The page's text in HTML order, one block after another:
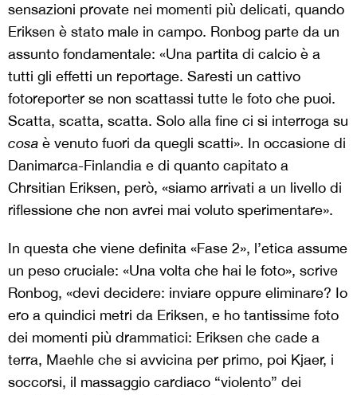
sensazioni provate nei momenti più delicati, quando
Eriksen è stato male in campo. Ronbog parte da un
assunto fondamentale: «Una partita di calcio è a
tutti gli effetti un reportage. Saresti un cattivo
fotoreporter se non scattassi tutte le foto che puoi.
Scatta, scatta, scatta. Solo alla fine ci si interroga su
cosa è venuto fuori da quegli scatti». In occasione di
Danimarca-Finlandia e di quanto capitato a
Chrsitian Eriksen, però, «siamo arrivati a un livello di
riflessione che non avrei mai voluto sperimentare».
In questa che viene definita «Fase 2», l’etica assume
un peso cruciale: «Una volta che hai le foto», scrive
Ronbog, «devi decidere: inviare oppure eliminare? Io
ero a quindici metri da Eriksen, e ho tantissime foto
dei momenti più drammatici: Eriksen che cade a
terra, Maehle che si avvicina per primo, poi Kjaer, i
soccorsi, il massaggio cardiaco “violento” dei